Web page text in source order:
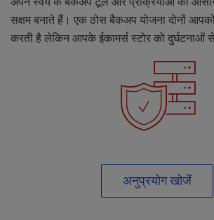
सक्षम बनाते हैं। एक ठोस बैकअप योजना दोनों
करती है लेकिन आपके ईकामर्स स्टोर को दुर्घटनाओं से
अनुप्रयोग खोजें